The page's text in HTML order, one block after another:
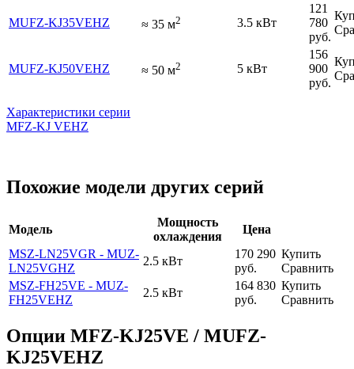
MUFZ-KJ35VEHZ ≈ 35 м2 3.5 кВт
121
780
руб.
MUFZ-KJ50VEHZ ≈ 50 м2 5 кВт
156
900
руб.
Характеристики серии
MFZ-KJ VEHZ
Похожие модели других серий
Модель
Мощность
охлаждения
Цена
MSZ-LN25VGR - MUZ-
LN25VGHZ
2.5 кВт
170 290
руб.
Купить
Сравнить
MSZ-FH25VE - MUZ-
FH25VEHZ
2.5 кВт
164 830
руб.
Купить
Сравнить
Опции MFZ-KJ25VE / MUFZ-
KJ25VEHZ